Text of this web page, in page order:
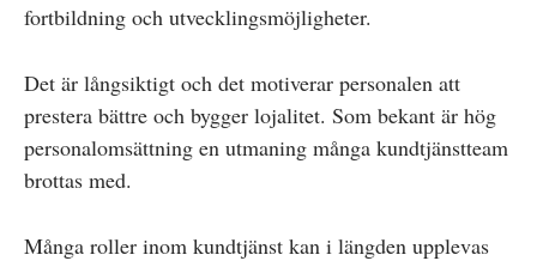
fortbildning och utvecklingsmöjligheter.
Det är långsiktigt och det motiverar personalen att
prestera bättre och bygger lojalitet. Som bekant är hög
personalomsättning en utmaning många kundtjänstteam
brottas med.
Många roller inom kundtjänst kan i längden upplevas